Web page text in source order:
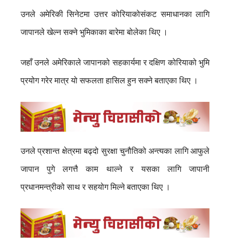
उनले अमेरिकी सिनेटमा उत्तर कोरियाकोसंकट समाधानका लागि
जापानले खेल्न सक्ने भुमिकाका बारेमा बोलेका थिए ।
जहाँ उनले अमेरिकाले जापानको सहकार्यमा र दक्षिण कोरियाको भुमि
प्रयोग गरेर मात्र यो सफलता हासिल हुन सक्ने बताएका थिए ।
उनले प्रशान्त क्षेत्रमा बढ्दो सुरक्षा चुनौतिको अन्त्यका लागि आफुले
जापान पुगे लगत्तै काम थाल्ने र यसका लागि जापानी
प्रधानमन्त्रीको साथ र सहयोग मिल्ने बताएका थिए ।